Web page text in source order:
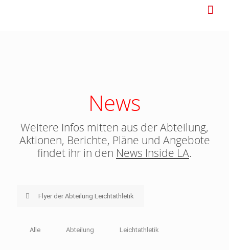
News
Weitere Infos mitten aus der Abteilung,
Aktionen, Berichte, Pläne und Angebote
findet ihr in den News Inside LA.
Flyer der Abteilung Leichtathletik
Alle Abteilung Leichtathletik